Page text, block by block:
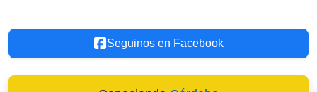
Seguinos en Facebook